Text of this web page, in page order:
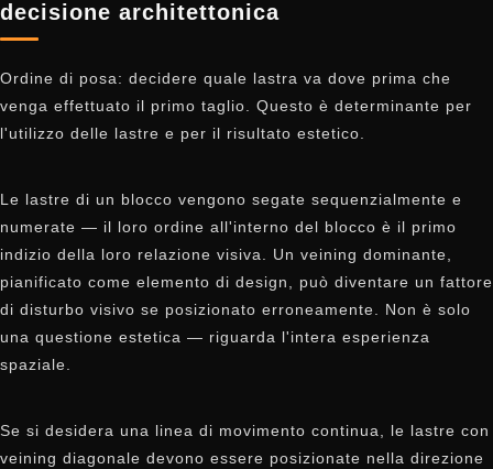
decisione architettonica
Ordine di posa: decidere quale lastra va dove prima che
venga effettuato il primo taglio. Questo è determinante per
l'utilizzo delle lastre e per il risultato estetico.
Le lastre di un blocco vengono segate sequenzialmente e
numerate — il loro ordine all'interno del blocco è il primo
indizio della loro relazione visiva. Un veining dominante,
pianificato come elemento di design, può diventare un fattore
di disturbo visivo se posizionato erroneamente. Non è solo
una questione estetica — riguarda l'intera esperienza
spaziale.
Se si desidera una linea di movimento continua, le lastre con
veining diagonale devono essere posizionate nella direzione